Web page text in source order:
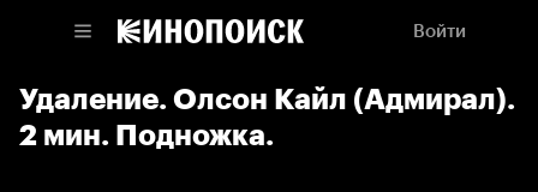
Войти
Удаление. Олсон Кайл (Адмирал).
2 мин. Подножка.